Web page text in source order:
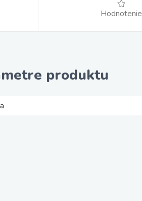
Hodnotenie
produktu